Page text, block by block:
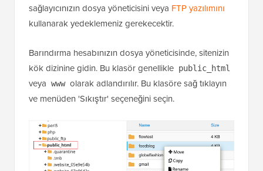
sağlayıcınızın dosya yöneticisini veya FTP yazılımını
kullanarak yedeklemeniz gerekecektir.
Barındırma hesabınızın dosya yöneticisinde, sitenizin
kök dizinine gidin. Bu klasör genellikle public_html
veya www olarak adlandırılır. Bu klasöre sağ tıklayın
ve menüden 'Sıkıştır' seçeneğini seçin.